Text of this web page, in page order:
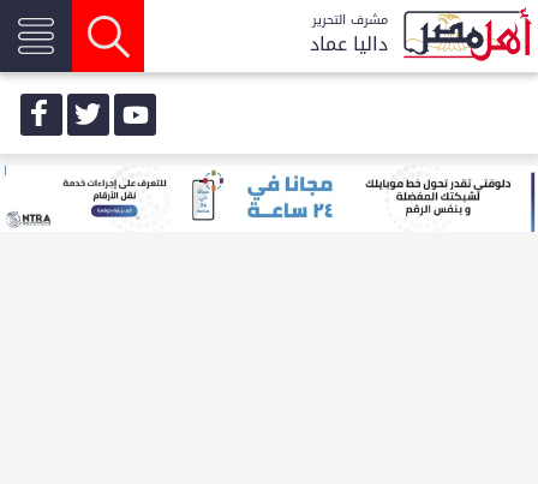
مشرف التحرير
داليا عماد